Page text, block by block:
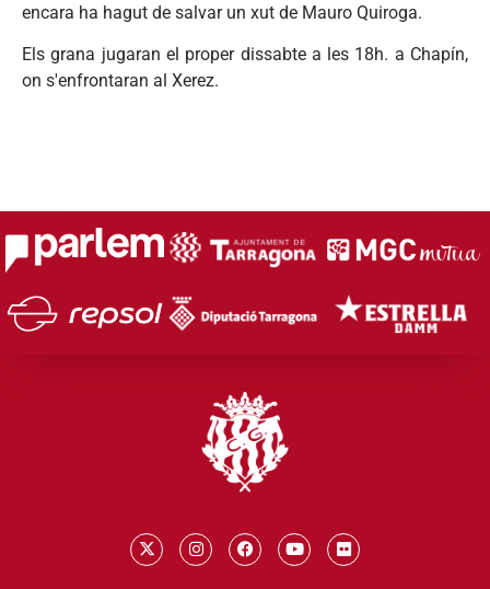
encara ha hagut de salvar un xut de Mauro Quiroga.
Els grana jugaran el proper dissabte a les 18h. a Chapín,
on s'enfrontaran al Xerez.